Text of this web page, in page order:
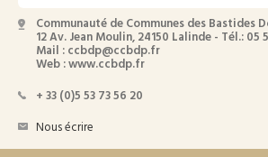
Communauté de Communes des Bastides
12 Av. Jean Moulin, 24150 Lalinde - Tél.: 05
Mail : ccbdp@ccbdp.fr
Web : www.ccbdp.fr
+ 33 (0)5 53 73 56 20
Nous écrire